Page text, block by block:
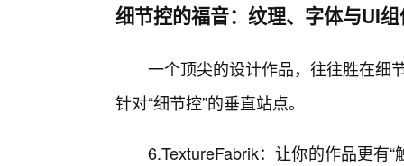
细节控的福音：纹理、字体与UI
一个顶尖的设计作品，往往胜在细
针对“细节控”的垂直站点。
6.TextureFabrik：让你的作品更有